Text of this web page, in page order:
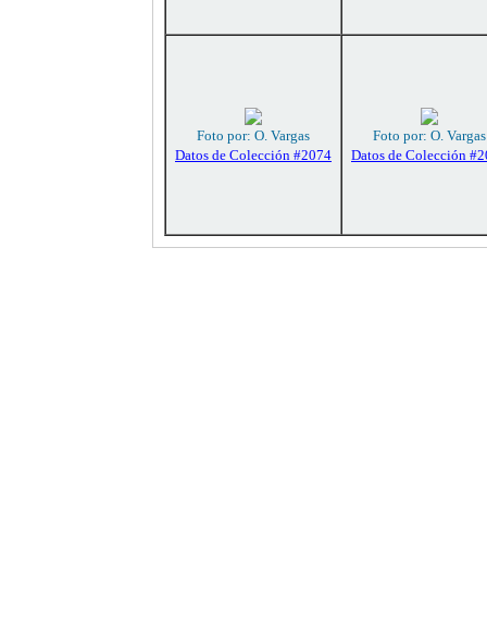
Foto por: O. Vargas
Datos de Colección #2074
Foto por: O. Vargas
Datos de Colección